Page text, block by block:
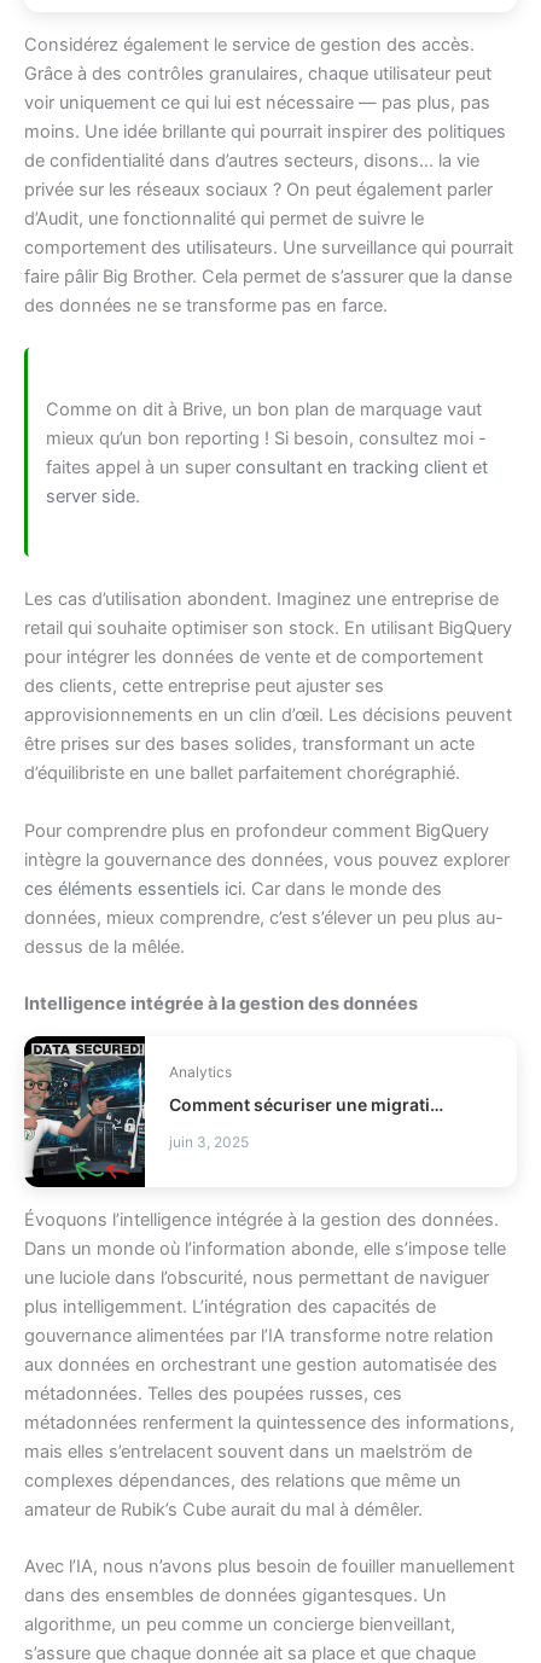
Considérez également le service de gestion des accès.
Grâce à des contrôles granulaires, chaque utilisateur peut
voir uniquement ce qui lui est nécessaire — pas plus, pas
moins. Une idée brillante qui pourrait inspirer des politiques
de confidentialité dans d’autres secteurs, disons… la vie
privée sur les réseaux sociaux ? On peut également parler
d’Audit, une fonctionnalité qui permet de suivre le
comportement des utilisateurs. Une surveillance qui pourrait
faire pâlir Big Brother. Cela permet de s’assurer que la danse
des données ne se transforme pas en farce.
Comme on dit à Brive, un bon plan de marquage vaut
mieux qu’un bon reporting ! Si besoin, consultez moi -
faites appel à un super consultant en tracking client et
server side.
Les cas d’utilisation abondent. Imaginez une entreprise de
retail qui souhaite optimiser son stock. En utilisant BigQuery
pour intégrer les données de vente et de comportement
des clients, cette entreprise peut ajuster ses
approvisionnements en un clin d’œil. Les décisions peuvent
être prises sur des bases solides, transformant un acte
d’équilibriste en une ballet parfaitement chorégraphié.
Pour comprendre plus en profondeur comment BigQuery
intègre la gouvernance des données, vous pouvez explorer
ces éléments essentiels ici. Car dans le monde des
données, mieux comprendre, c’est s’élever un peu plus au-
dessus de la mêlée.
Intelligence intégrée à la gestion des données
Analytics
Comment sécuriser une migration de données business ?
juin 3, 2025
Évoquons l’intelligence intégrée à la gestion des données.
Dans un monde où l’information abonde, elle s’impose telle
une luciole dans l’obscurité, nous permettant de naviguer
plus intelligemment. L’intégration des capacités de
gouvernance alimentées par l’IA transforme notre relation
aux données en orchestrant une gestion automatisée des
métadonnées. Telles des poupées russes, ces
métadonnées renferment la quintessence des informations,
mais elles s’entrelacent souvent dans un maelström de
complexes dépendances, des relations que même un
amateur de Rubik’s Cube aurait du mal à démêler.
Avec l’IA, nous n’avons plus besoin de fouiller manuellement
dans des ensembles de données gigantesques. Un
algorithme, un peu comme un concierge bienveillant,
s’assure que chaque donnée ait sa place et que chaque